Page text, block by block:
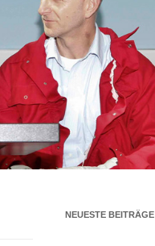
NEUESTE BEITRÄGE